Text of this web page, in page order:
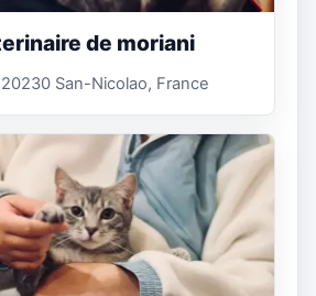
de moriani
San-Nicolao, France